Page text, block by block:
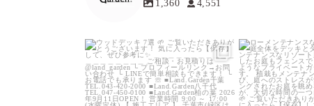
1,360 4,551
land_garden
15 0 19